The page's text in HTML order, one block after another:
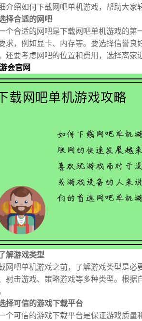
介绍如何下载网吧单机游戏，帮助大家
择合适的网吧
个合适的网吧是下载网吧单机游戏的
求，例如显卡、内存等。要选择信誉
还要考虑网吧的位置和费用，选择离家
会官网
解游戏类型
网吧单机游戏之前，了解游戏类型是
射击游戏、策略游戏等多种类型。根
择可信的游戏下载平台
个可信的游戏下载平台是保证游戏质